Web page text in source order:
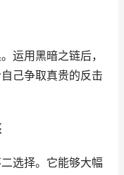
运用黑暗之链后，
己争取真贵的反击
选择。它能够大幅